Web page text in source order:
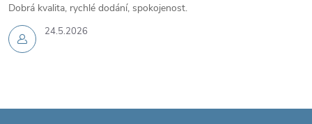
24.5.2026
Dobrá kvalita, rychlé dodání, spokojenost.